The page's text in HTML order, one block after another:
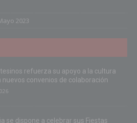
2023
refuerza su apoyo a la cultura
nuevos convenios de colaboración
se dispone a celebrar sus Fiestas